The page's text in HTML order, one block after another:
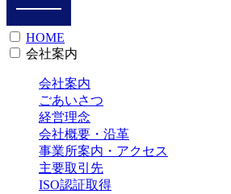
HOME
会社案内
会社案内
ごあいさつ
経営理念
会社概要・沿革
事業所案内・アクセス
主要取引先
ISO認証取得